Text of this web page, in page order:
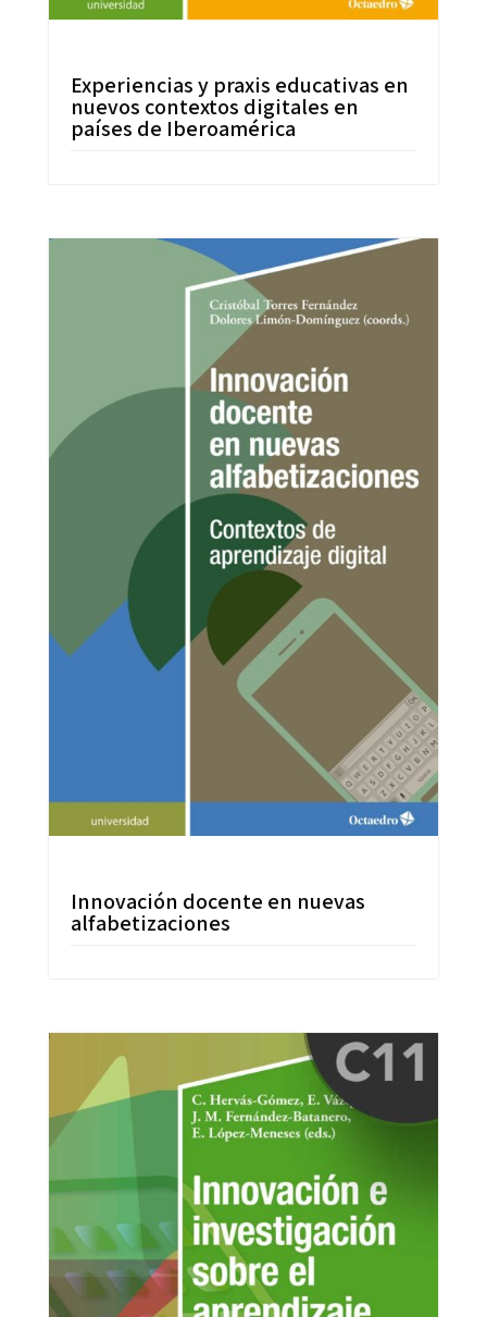
Experiencias y praxis educativas en
nuevos contextos digitales en
países de Iberoamérica
Innovación docente en nuevas
alfabetizaciones